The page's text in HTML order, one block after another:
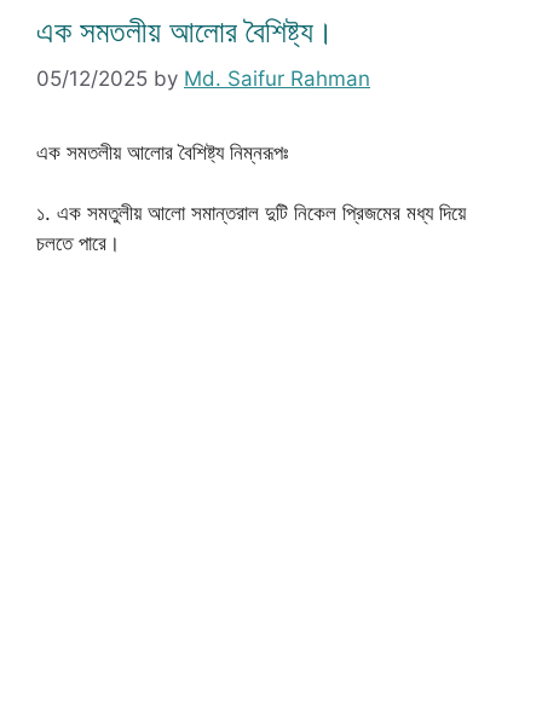
এক সমতলীয় আলোর বৈশিষ্ট্য।
05/12/2025 by Md. Saifur Rahman
এক সমতলীয় আলোর বৈশিষ্ট্য নিম্নরূপঃ
১. এক সমতুলীয় আলো সমান্তরাল দুটি নিকেল প্রিজমের মধ্য দিয়ে
চলতে পারে।